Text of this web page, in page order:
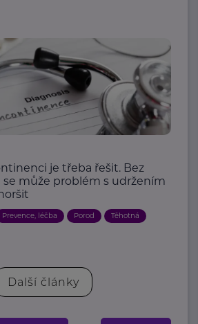
je třeba řešit. Bez
může problém s udržením
Prevence, léčba Porod Těhotná
Další články